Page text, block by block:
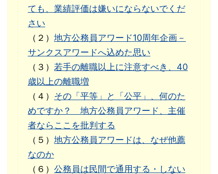
ても、業績評価は嫌いにならないでくだ
さい
（２） 地方公務員アワード10周年企画－
サンクスアワードへ込めた思い
（３） 若手の離職以上に注意すべき、40
歳以上の離職増
（４） その「平等」と「公平」、何のた
めですか？ 地方公務員アワード、主催
者ならここを批判する
（５） 地方公務員アワードは、なぜ他薦
なのか
（６） 公務員は民間で通用する・しない